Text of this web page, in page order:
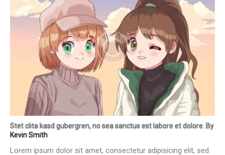
Stet clita kasd gubergren, no sea sanctus est labore et dolore. By
Kevin Smith
Lorem ipsum dolor sit amet, consectetur adipisicing elit, sed